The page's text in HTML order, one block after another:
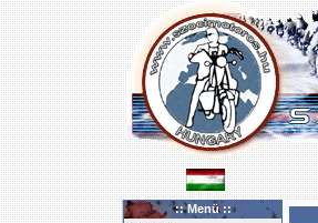
:: Menü ::